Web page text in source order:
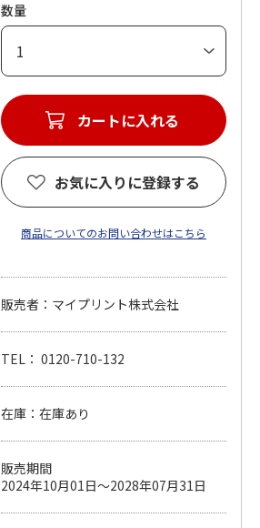
数量
カートに入れる
お気に入りに登録する
商品についてのお問い合わせはこちら
販売者：マイプリント株式会社
TEL： 0120-710-132
在庫：在庫あり
販売期間
2024年10月01日～2028年07月31日